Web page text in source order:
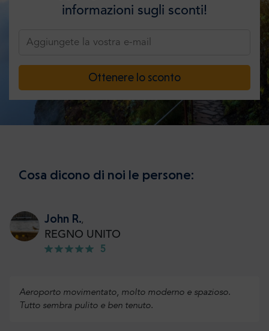
informazioni sugli sconti!
Ottenere lo sconto
Cosa dicono di noi le persone:
John R.,
REGNO UNITO
5
Aeroporto movimentato, molto moderno e spazioso.
Tutto sembra pulito e ben tenuto.